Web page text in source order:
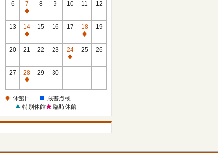
6
7
休
館
日
8 9 10 11 12
13
14
休
館
15 16 17
18
休
館
19
20 21 22 23
24
休
25 26
27
28
休
日
29 30
休館日
蔵書点検
特別休館
臨時休館